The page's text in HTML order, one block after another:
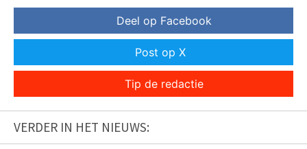
Deel op Facebook
Post op X
Tip de redactie
VERDER IN HET NIEUWS: